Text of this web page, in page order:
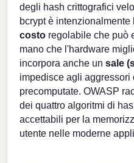
degli hash crittografici
bcrypt è
costo regolabile che può
mano che l'hardware
incorpora anche unsale
impedisce agli
precomputate. OWASP
dei quattro algoritmi di
accettabili per la
utente nelle moderne